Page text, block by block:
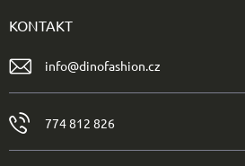
KONTAKT
info@dinofashion.cz
774 812 826